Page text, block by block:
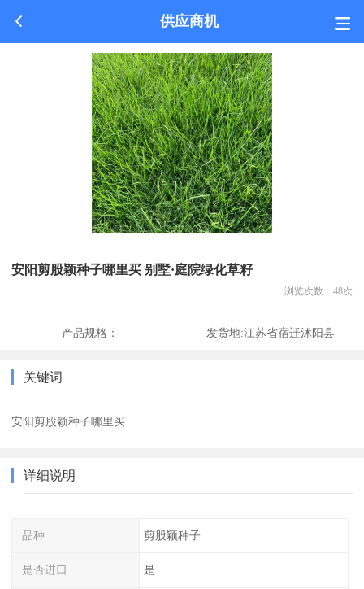
供应商机
安阳剪股颖种子哪里买 别墅·庭院绿化草籽
浏览次数： 48次
产品规格： 发货地:江苏省宿迁沭阳县
关键词
安阳剪股颖种子哪里买
详细说明
品种 剪股颖种子
是否进口 是